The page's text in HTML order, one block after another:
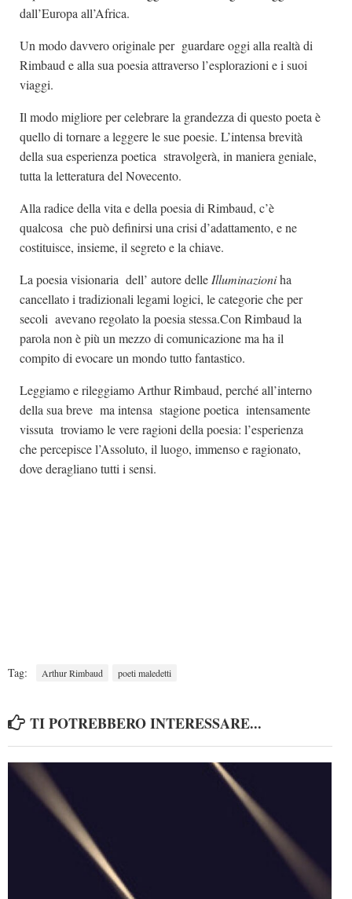
dall’Europa all’Africa.
Un modo davvero originale per guardare oggi alla realtà di
Rimbaud e alla sua poesia attraverso l’esplorazioni e i suoi
viaggi.
Il modo migliore per celebrare la grandezza di questo poeta è
quello di tornare a leggere le sue poesie. L’intensa brevità
della sua esperienza poetica stravolgerà, in maniera geniale,
tutta la letteratura del Novecento.
Alla radice della vita e della poesia di Rimbaud, c’è
qualcosa che può definirsi una crisi d’adattamento, e ne
costituisce, insieme, il segreto e la chiave.
La poesia visionaria dell’ autore delleIlluminazioniha
cancellato i tradizionali legami logici, le categorie che per
secoli avevano regolato la poesia stessa.Con Rimbaud la
parola non è più un mezzo di comunicazione ma ha il
compito di evocare un mondo tutto fantastico.
Leggiamo e rileggiamo Arthur Rimbaud, perché all’interno
della sua breve ma intensa stagione poetica intensamente
vissuta troviamo le vere ragioni della poesia: l’esperienza
che percepisce l’Assoluto, il luogo, immenso e ragionato,
dove deragliano tutti i sensi.
Tag: Arthur Rimbaud poeti maledetti
TI POTREBBERO INTERESSARE...